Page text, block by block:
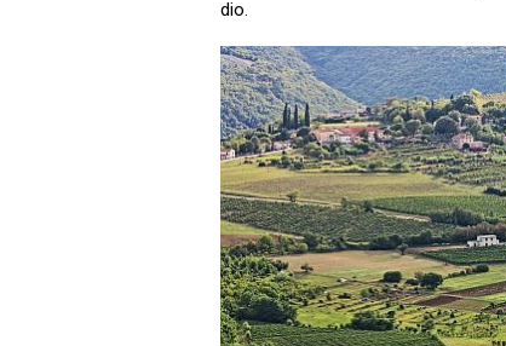
dio.